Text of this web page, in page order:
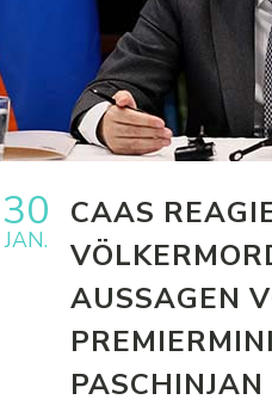
30
JAN.
CAAS
AUSSAGEN
PASCHINJAN